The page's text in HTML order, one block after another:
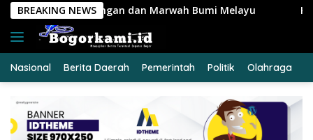
Langsung
konten
BREAKING NEWS
Bumi Melayu KRYD Polres Kuansing
Nasional Berita Daerah Pemerintah Politik Olahraga